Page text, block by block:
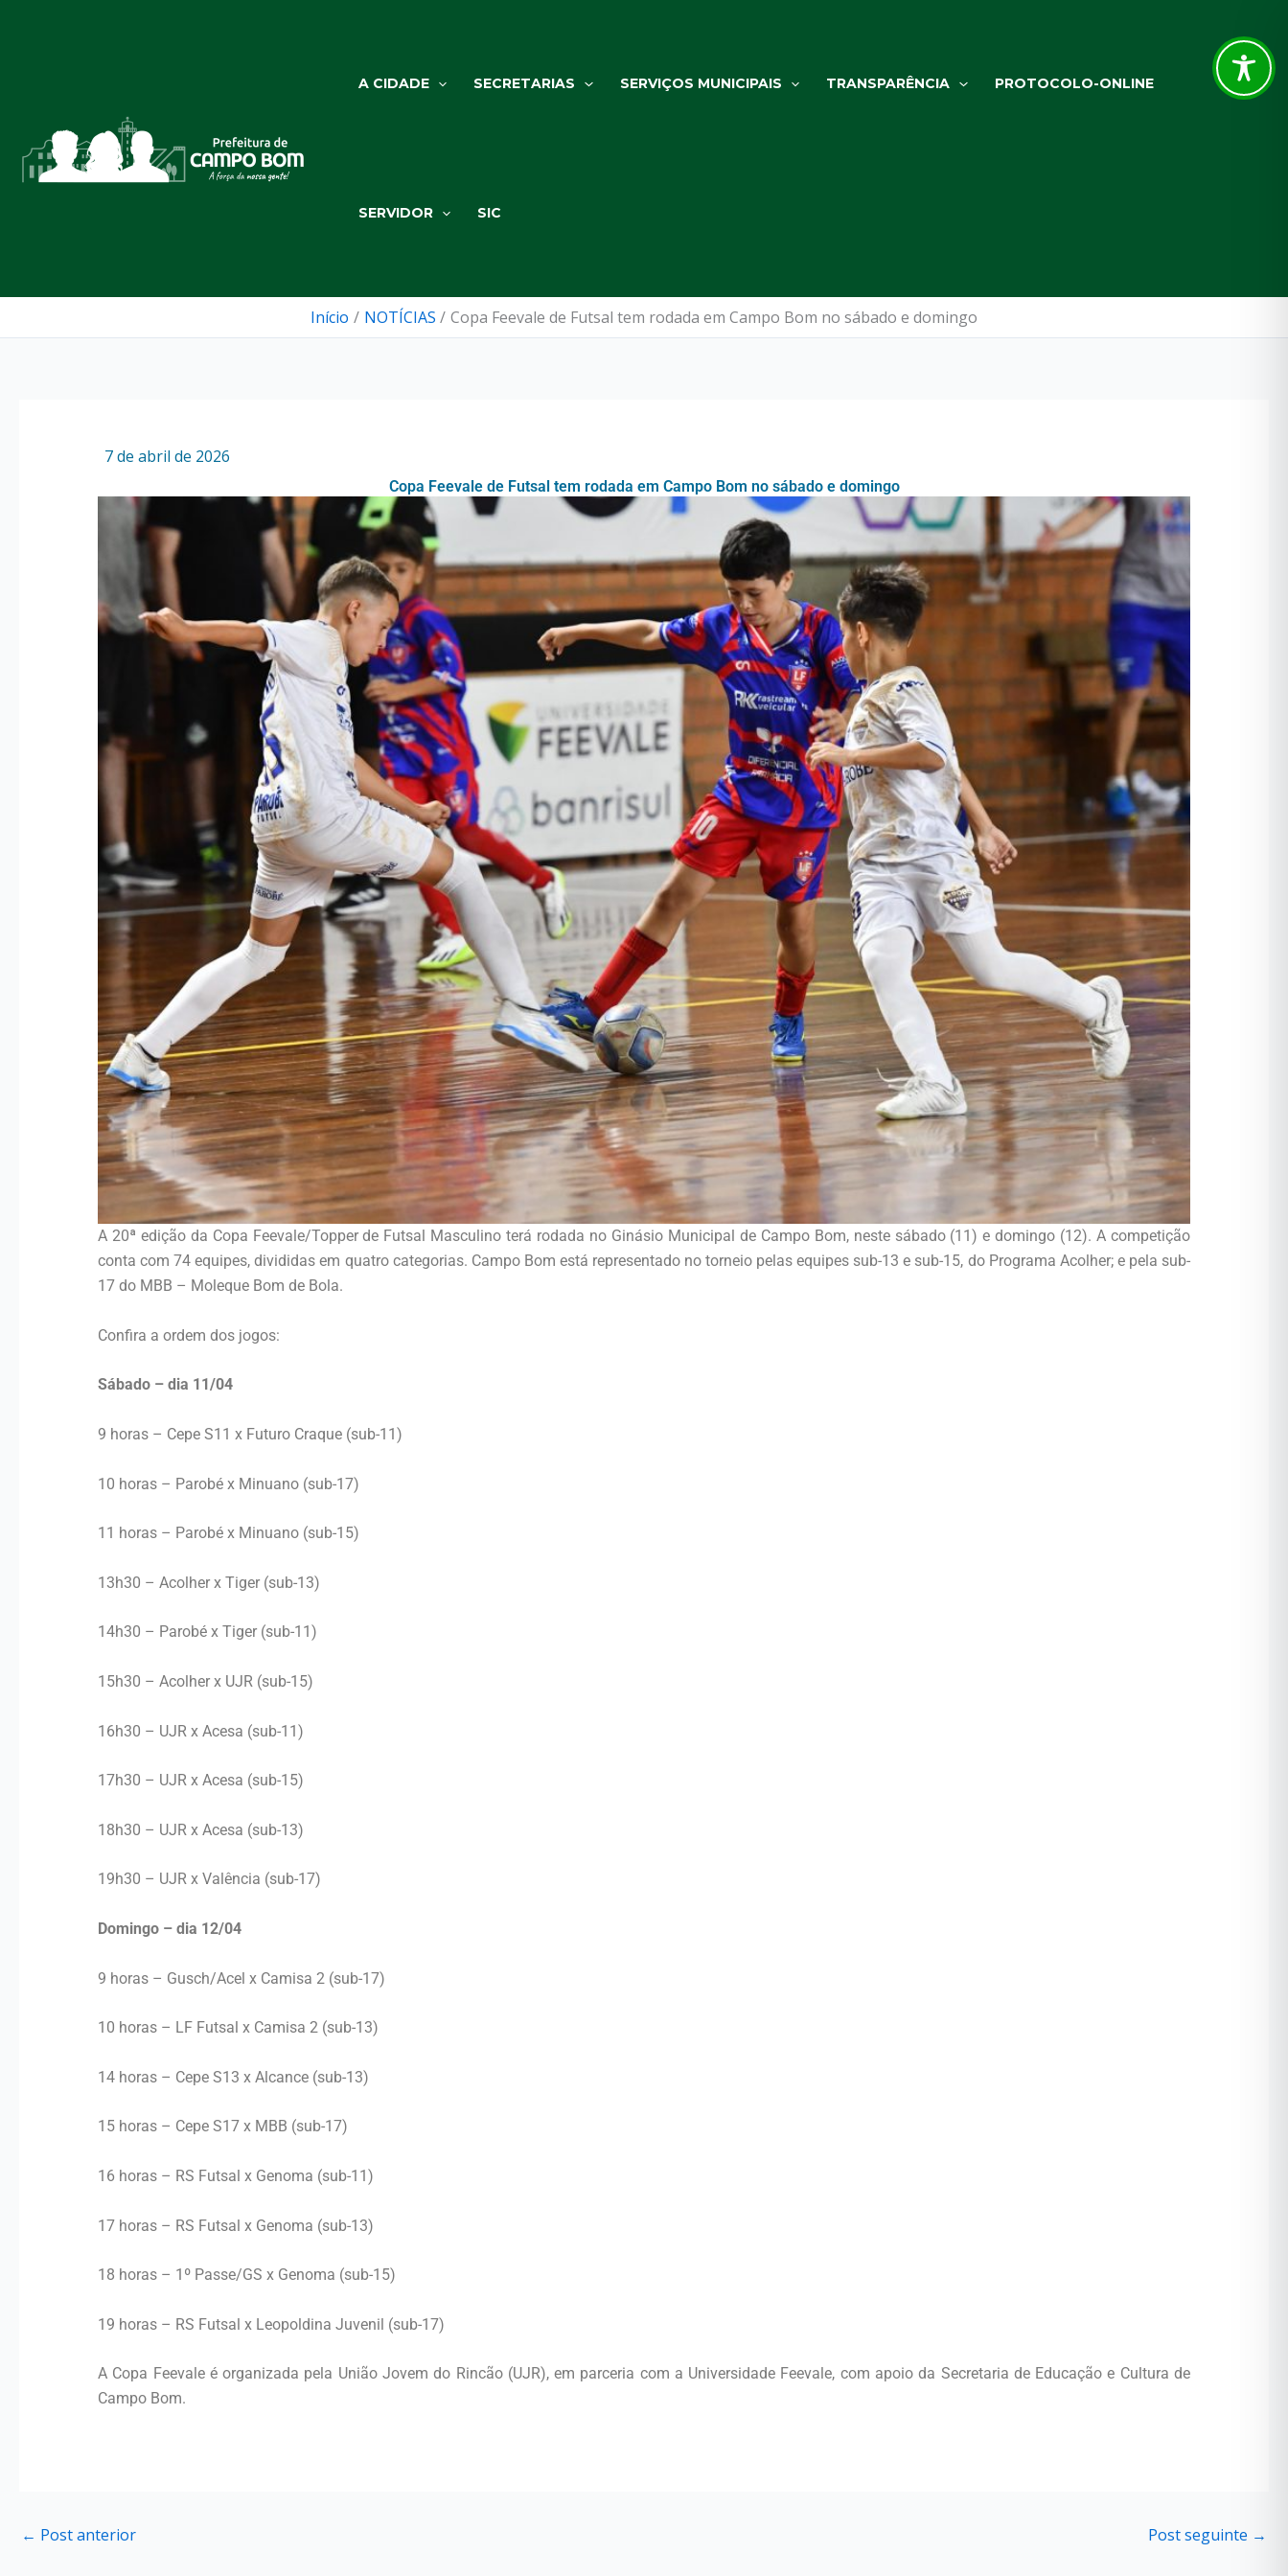
A CIDADE SECRETARIAS SERVIÇOS MUNICIPAIS TRANSPARÊNCIA PROTOCOLO-ONLINE
SERVIDOR SIC
Início NOTÍCIAS Copa Feevale de Futsal tem rodada em Campo Bom no sábado e domingo
7 de abril de 2026
Copa Feevale de Futsal tem rodada em Campo Bom no sábado e domingo
A 20ª edição da Copa Feevale/Topper de Futsal Masculino terá rodada no Ginásio Municipal de Campo Bom, neste sábado (11) e domingo (12). A competição
conta com 74 equipes, divididas em quatro categorias. Campo Bom está representado no torneio pelas equipes sub-13 e sub-15, do Programa Acolher; e pela sub-
17 do MBB – Moleque Bom de Bola.
Confira a ordem dos jogos:
Sábado – dia 11/04
9 horas – Cepe S11 x Futuro Craque (sub-11)
10 horas – Parobé x Minuano (sub-17)
11 horas – Parobé x Minuano (sub-15)
13h30 – Acolher x Tiger (sub-13)
14h30 – Parobé x Tiger (sub-11)
15h30 – Acolher x UJR (sub-15)
16h30 – UJR x Acesa (sub-11)
17h30 – UJR x Acesa (sub-15)
18h30 – UJR x Acesa (sub-13)
19h30 – UJR x Valência (sub-17)
Domingo – dia 12/04
9 horas – Gusch/Acel x Camisa 2 (sub-17)
10 horas – LF Futsal x Camisa 2 (sub-13)
14 horas – Cepe S13 x Alcance (sub-13)
15 horas – Cepe S17 x MBB (sub-17)
16 horas – RS Futsal x Genoma (sub-11)
17 horas – RS Futsal x Genoma (sub-13)
18 horas – 1º Passe/GS x Genoma (sub-15)
19 horas – RS Futsal x Leopoldina Juvenil (sub-17)
A Copa Feevale é organizada pela União Jovem do Rincão (UJR), em parceria com a Universidade Feevale, com apoio da Secretaria de Educação e Cultura de
Campo Bom.
← Post anterior Post seguinte →